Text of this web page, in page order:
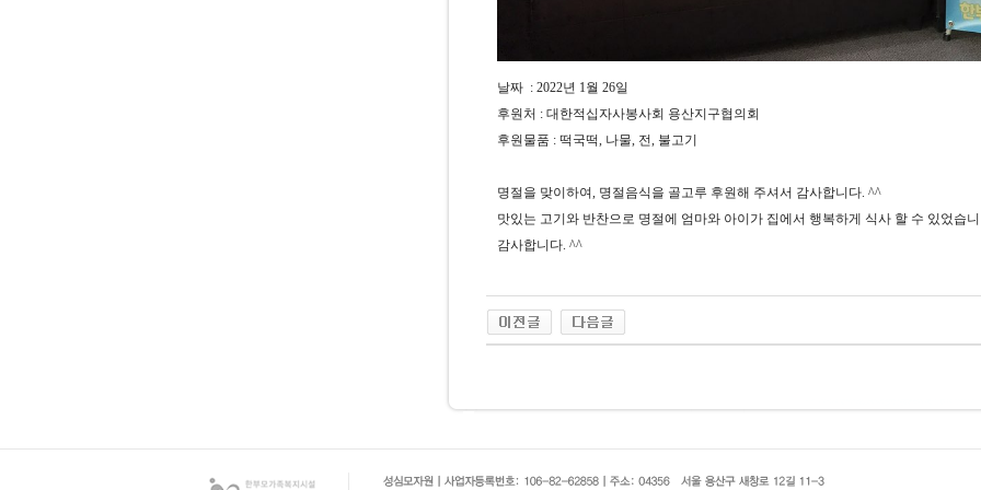
날짜 : 2022년 1월 26일
후원처 : 대한적십자사봉사회 용산지구협의회
후원물품 : 떡국떡, 나물, 전, 불고기
명절을 맞이하여, 명절음식을 골고루 후원해 주셔서 감사합니다. ^^
맛있는 고기와 반찬으로 명절에 엄마와 아이가 집에서 행복하게 식사 할 수 있었습
감사합니다. ^^